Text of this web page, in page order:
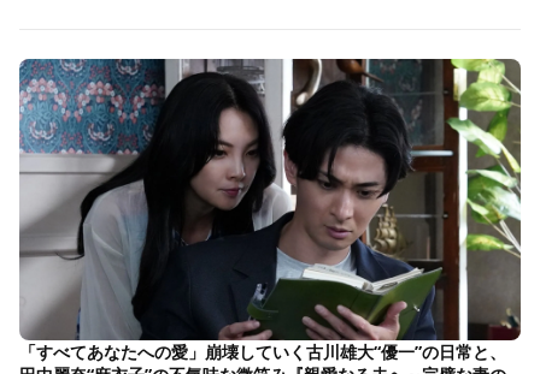
「すべてあなたへの愛」崩壊していく古川雄大“優一”の日常と、